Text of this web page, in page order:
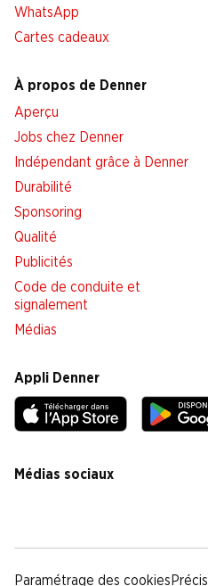
WhatsApp
Cartes cadeaux
À propos de Denner
Aperçu
Jobs chez Denner
Indépendant grâce à Denner
Durabilité
Sponsoring
Qualité
Publicités
Code de conduite et
signalement
Médias
Appli Denner
Médias sociaux
Paramétrage des cookies